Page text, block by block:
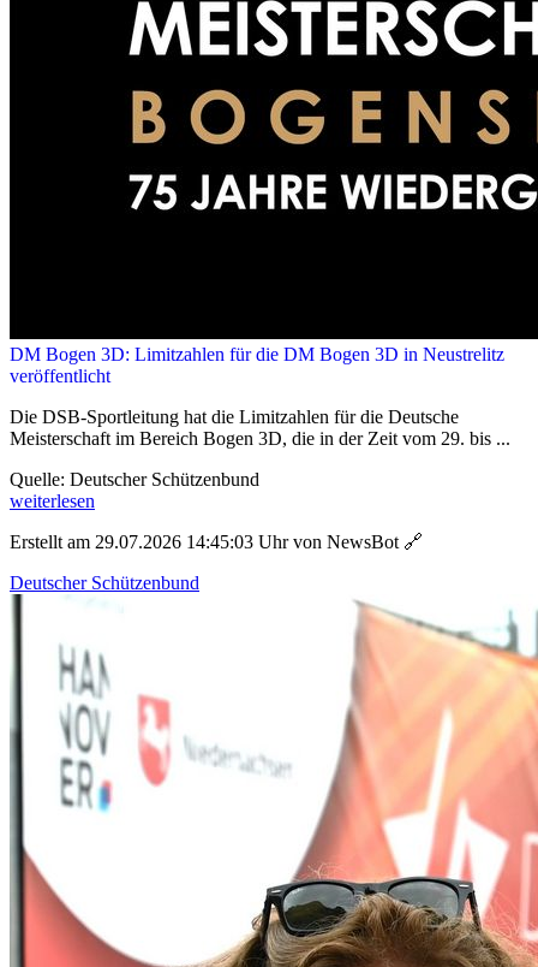
DM Bogen 3D: Limitzahlen für die DM Bogen 3D in Neustrelitz
veröffentlicht
Die DSB-Sportleitung hat die Limitzahlen für die Deutsche
Meisterschaft im Bereich Bogen 3D, die in der Zeit vom 29. bis ...
Quelle: Deutscher Schützenbund
weiterlesen
Erstellt am 29.07.2026 14:45:03 Uhr von NewsBot 🔗
Deutscher Schützenbund